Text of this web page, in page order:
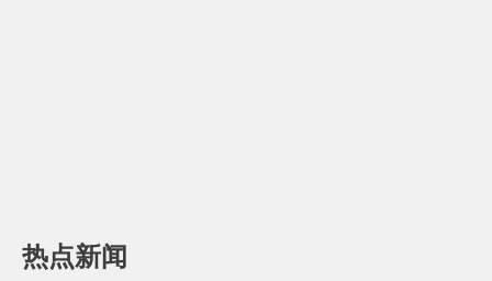
热点新闻